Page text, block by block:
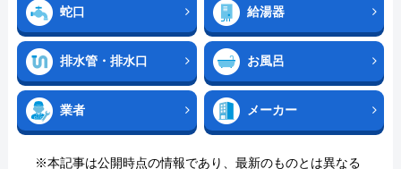
蛇口 給湯器
排水管・排水口 お風呂
業者 メーカー
※本記事は公開時点の情報であり、最新のものとは異なる